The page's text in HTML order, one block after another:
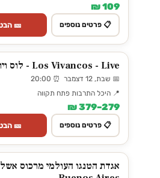
109 ₪
📋 פרטים נוספים 🎫
Los Vivancos - Live - לוס ויונקוס
📅 שבת, 12 דצמבר ⏰ 20:00
📍 היכל התרבות פתח תקווה
279–379 ₪
📋 פרטים נוספים 🎫